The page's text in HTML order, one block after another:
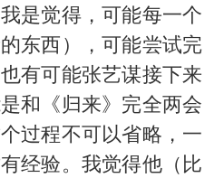
是觉得，可能每一个
东西），可能尝试完
有可能张艺谋接下来
和《归来》完全两会
过程不可以省略，一
经验。我觉得他（比